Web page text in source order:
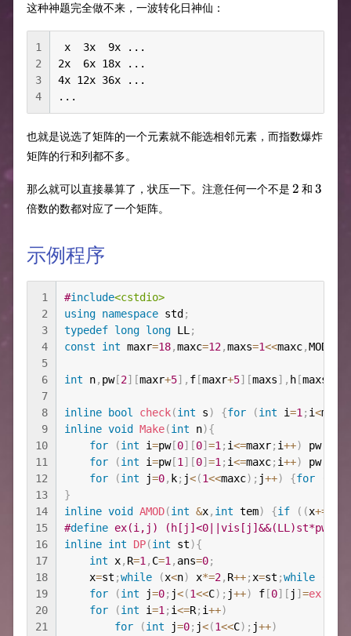
这种神题完全做不来，一波转化日神仙：
1
2
3
4
x  3x  9x ...
2x  6x 18x ...
4x 12x 36x ...
...
也就是说选了矩阵的一个元素就不能选相邻元素，而指数爆炸
矩阵的行和列都不多。
那么就可以直接暴算了，状压一下。注意任何一个不是 2
2 和 3
3
倍数的数都对应了一个矩阵。
示例程序
1
2
3
4
5
6
7
8
9
10
11
12
13
14
15
16
17
18
19
20
21
#include<cstdio>
using namespace std ;
typedef long long LL;
const
int maxr=18,maxc=12,maxs=1<<maxc,MOD
int n, pw[2] [maxr+5] , f[maxr+5] [maxs] , h[maxs
inline bool check(int s) {for (int i=1; i<maxc
inline void Make(int n){
for
(int i=pw[0] [0] =1; i<=maxr; i++) pw[
for
(int i=pw[1] [0] =1; i<=maxc; i++) pw[
for
(int j=0, k; j<(1<<maxc) ; j++) {for
}
inline void AMOD(int &x, int tem) {if ( (x+=
#define ex(i,j)
inline int DP(int st){
int x, R=1, C=1, ans=0;
    x
=st ;while (x<n) x*=2, R++;x=st ;while
for
(int j=0; j<(1<<C) ; j++) f[0] [ j ] =ex(
for
(int i=1; i<=R; i++)
for
(int j=0; j<(1<<C) ; j++)